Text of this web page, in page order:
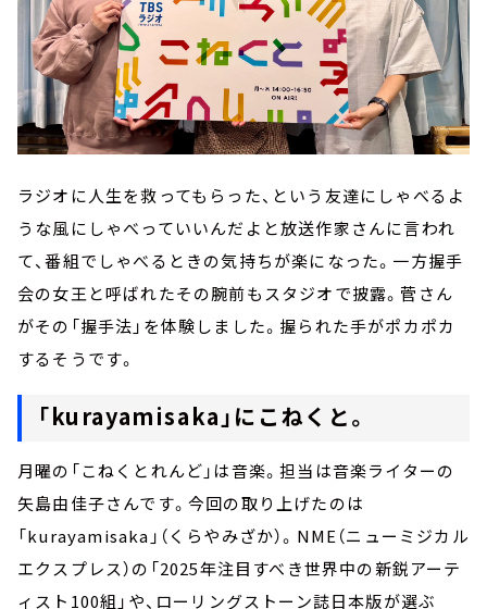
ラジオに人生を救ってもらった、という友達にしゃべるよ
うな風にしゃべっていいんだよと放送作家さんに言われ
て、番組でしゃべるときの気持ちが楽になった。一方握手
会の女王と呼ばれたその腕前もスタジオで披露。菅さん
がその「握手法」を体験しました。握られた手がポカポカ
するそうです。
「kurayamisaka」にこねくと。
月曜の「こねくとれんど」は音楽。担当は音楽ライターの
矢島由佳子さんです。今回の取り上げたのは
「kurayamisaka」（くらやみざか）。NME（ニューミジカル
エクスプレス）の「2025年注目すべき世界中の新鋭アーテ
ィスト100組」や、ローリングストーン誌日本版が選ぶ